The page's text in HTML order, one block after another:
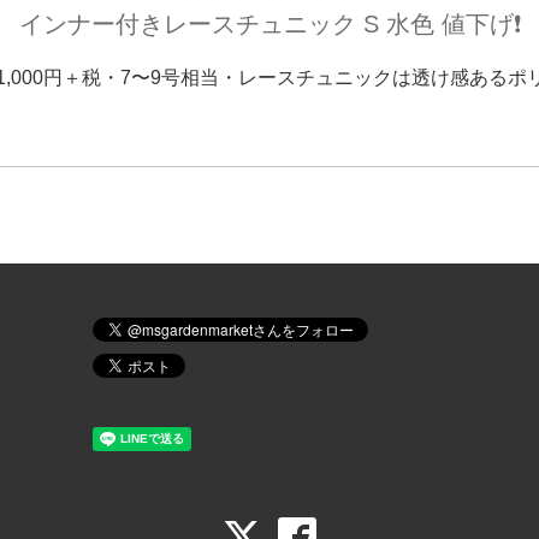
インナー付きレースチュニック S 水色 値下げ❗️
円＋税・7〜9号相当・レースチュニックは透け感あるポ